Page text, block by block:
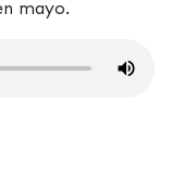
mayo.